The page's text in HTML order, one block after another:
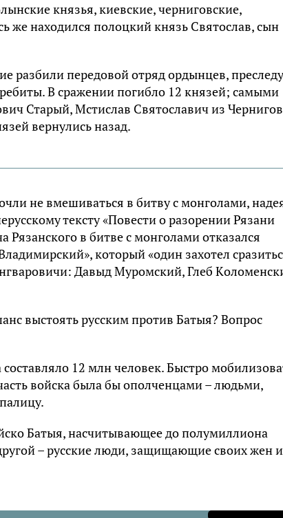
князья, киевские, черниговские,
же находился полоцкий князь Святослав, сын
разбили передовой отряд oрдынцев,
В сражении погибло 12 князей; самыми
Старый, Мстислав Святославич из
вернулись назад.
не вмешиваться в битву с монголами,
тексту «Повести о разорении Рязани
в битве с монголами отказался
который «один захотел
Дaвыд Мурoмский, Глeб
выстоять русским против Батыя? Вопрос
12 млн человек. Быстро
войска была бы ополченцами – людьми,
Батыя, насчитывающее до полумиллиона
– русские люди, защищающие своих жен и